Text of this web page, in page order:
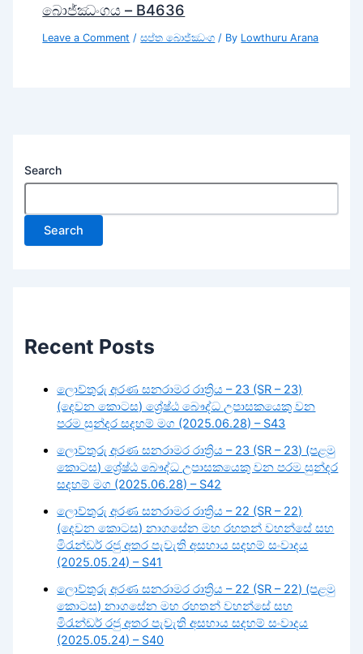
බොජ්ඣංගය – B4636
Leave a Comment /සප්ත බොජ්ඣංග / By Lowthuru Arana
Search
Search
Recent Posts
ලොව්තුරු අරණ සනරාමර රාත්‍රිය – 23 (SR – 23)
(දෙවන කොටස) ශ්‍රේෂ්ඨ බෞද්ධ උපාසකයෙකු වන
පරම සුන්දර සදහම් මග (2025.06.28) – S43
ලොව්තුරු අරණ සනරාමර රාත්‍රිය – 23 (SR – 23) (පළමු
කොටස) ශ්‍රේෂ්ඨ බෞද්ධ උපාසකයෙකු වන පරම සුන්දර
සදහම් මග (2025.06.28) – S42
ලොව්තුරු අරණ සනරාමර රාත්‍රිය – 22 (SR – 22)
(දෙවන කොටස) නාගසේන මහ රහතන් වහන්සේ සහ
මිරැන්ඩර් රජු අතර පැවැති අසහාය සදහම් සංවාදය
(2025.05.24) – S41
ලොව්තුරු අරණ සනරාමර රාත්‍රිය – 22 (SR – 22) (පළමු
කොටස) නාගසේන මහ රහතන් වහන්සේ සහ
මිරැන්ඩර් රජු අතර පැවැති අසහාය සදහම් සංවාදය
(2025.05.24) – S40